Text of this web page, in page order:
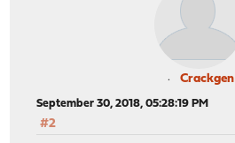
Crackgen
September 30, 2018, 05:28:19 PM
#2